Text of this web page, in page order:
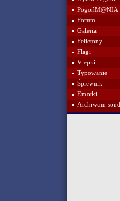
PogońM@NIA
Forum
Galeria
Felietony
Flagi
Vlepki
Typowanie
Śpiewnik
Emotki
Archiwum sond